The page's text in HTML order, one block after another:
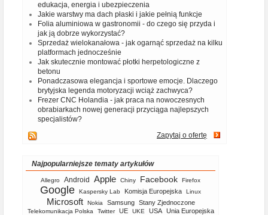
edukacja, energia i ubezpieczenia
Jakie warstwy ma dach płaski i jakie pełnią funkcje
Folia aluminiowa w gastronomii - do czego się przyda i
jak ją dobrze wykorzystać?
Sprzedaż wielokanałowa - jak ogarnąć sprzedaż na kilku
platformach jednocześnie
Jak skutecznie montować płotki herpetologiczne z
betonu
Ponadczasowa elegancja i sportowe emocje. Dlaczego
brytyjska legenda motoryzacji wciąż zachwyca?
Frezer CNC Holandia - jak praca na nowoczesnych
obrabiarkach nowej generacji przyciąga najlepszych
specjalistów?
Zapytaj o ofertę
Najpopularniejsze tematy artykułów
Allegro Android Apple Chiny Facebook Firefox
Google Kaspersky Lab Komisja Europejska Linux
Microsoft Nokia Samsung Stany Zjednoczone
Telekomunikacja Polska Twitter UE UKE USA Unia Europejska